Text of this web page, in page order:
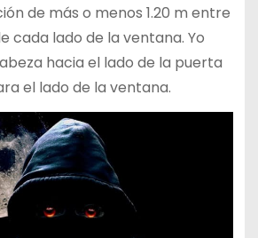
de más o menos 1.20 m entre
cada lado de la ventana. Yo
hacia el lado de la puerta
el lado de la ventana.